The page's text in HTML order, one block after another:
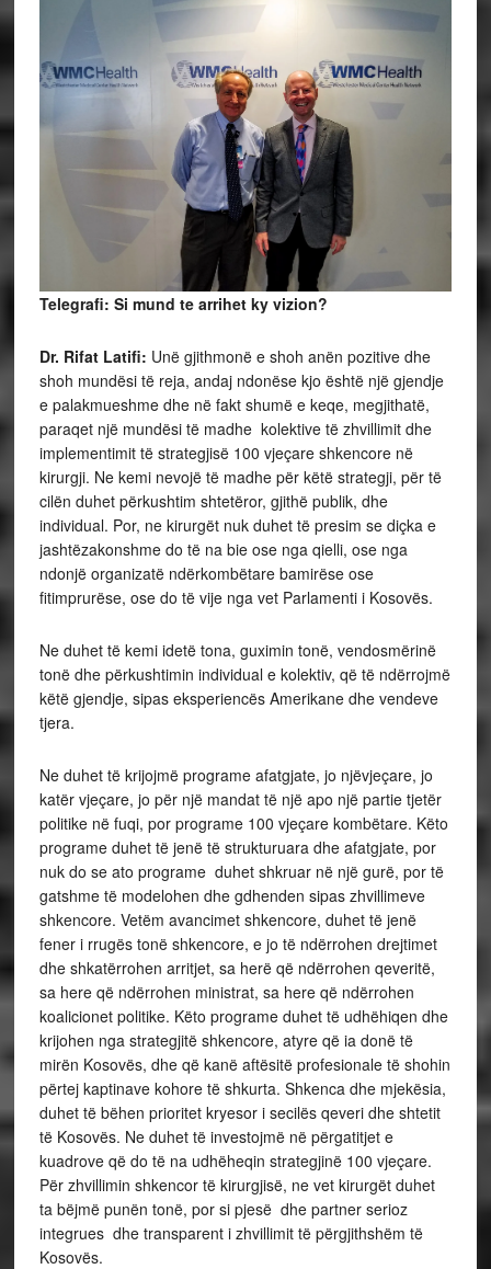
Telegrafi: Si mund te arrihet ky vizion?
Dr. Rifat Latifi: Unë gjithmonë e shoh anën pozitive dhe
shoh mundësi të reja, andaj ndonëse kjo është një gjendje
e palakmueshme dhe në fakt shumë e keqe, megjithatë,
paraqet një mundësi të madhe kolektive të zhvillimit dhe
implementimit të strategjisë 100 vjeçare shkencore në
kirurgji. Ne kemi nevojë të madhe për këtë strategji, për të
cilën duhet përkushtim shtetëror, gjithë publik, dhe
individual. Por, ne kirurgët nuk duhet të presim se diçka e
jashtëzakonshme do të na bie ose nga qielli, ose nga
ndonjë organizatë ndërkombëtare bamirëse ose
fitimprurëse, ose do të vije nga vet Parlamenti i Kosovës.
Ne duhet të kemi idetë tona, guximin tonë, vendosmërinë
tonë dhe përkushtimin individual e kolektiv, që të ndërrojmë
këtë gjendje, sipas eksperiencës Amerikane dhe vendeve
tjera.
Ne duhet të krijojmë programe afatgjate, jo njëvjeçare, jo
katër vjeçare, jo për një mandat të një apo një partie tjetër
politike në fuqi, por programe 100 vjeçare kombëtare. Këto
programe duhet të jenë të strukturuara dhe afatgjate, por
nuk do se ato programe duhet shkruar në një gurë, por të
gatshme të modelohen dhe gdhenden sipas zhvillimeve
shkencore. Vetëm avancimet shkencore, duhet të jenë
fener i rrugës tonë shkencore, e jo të ndërrohen drejtimet
dhe shkatërrohen arritjet, sa herë që ndërrohen qeveritë,
sa here që ndërrohen ministrat, sa here që ndërrohen
koalicionet politike. Këto programe duhet të udhëhiqen dhe
krijohen nga strategjitë shkencore, atyre që ia donë të
mirën Kosovës, dhe që kanë aftësitë profesionale të shohin
përtej kaptinave kohore të shkurta. Shkenca dhe mjekësia,
duhet të bëhen prioritet kryesor i secilës qeveri dhe shtetit
të Kosovës. Ne duhet të investojmë në përgatitjet e
kuadrove që do të na udhëheqin strategjinë 100 vjeçare.
Për zhvillimin shkencor të kirurgjisë, ne vet kirurgët duhet
ta bëjmë punën tonë, por si pjesë dhe partner serioz
integrues dhe transparent i zhvillimit të përgjithshëm të
Kosovës.